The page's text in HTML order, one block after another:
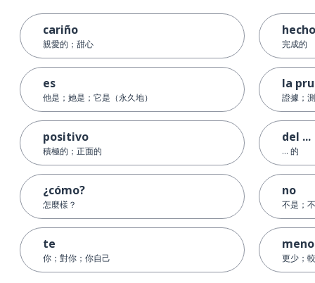
cariño
親愛的；甜心
es
他是；她是；它是（永久地）
positivo
積極的；正面的
¿cómo?
怎麼樣？
te
你；對你；你自己
hecho
完成的
la
證據；
del ...
... 的
no
不是；
更少；